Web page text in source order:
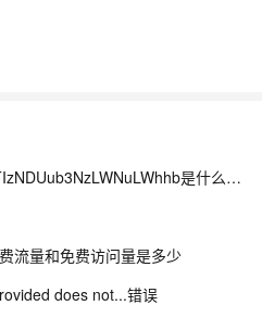
aHR0cHM6Ly9odWFkb25nMTIzNDUub3NzLWNuLWhhb是什么情况？
流量和免费访问量是多少
does not...错误